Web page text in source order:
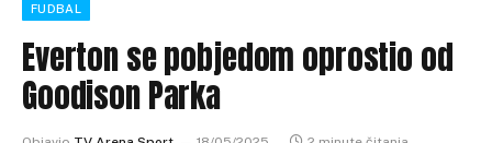
FUDBAL
Everton se pobjedom oprostio od
Goodison Parka